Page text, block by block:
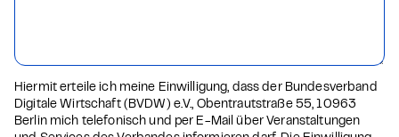
Hiermit erteile ich meine Einwilligung, dass der Bundesverband
Digitale Wirtschaft (BVDW) e.V., Obentrautstraße 55, 10963
Berlin mich telefonisch und per E-Mail über Veranstaltungen